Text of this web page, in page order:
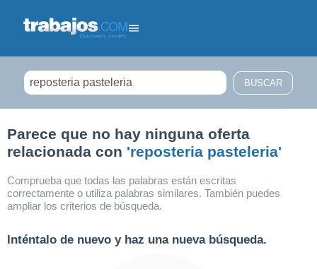
Parece que no hay ninguna oferta
relacionada con 'reposteria pasteleria'
Comprueba que todas las palabras están escritas
correctamente o utiliza palabras similares. También puedes
ampliar los criterios de búsqueda.
Inténtalo de nuevo y haz una nueva búsqueda.